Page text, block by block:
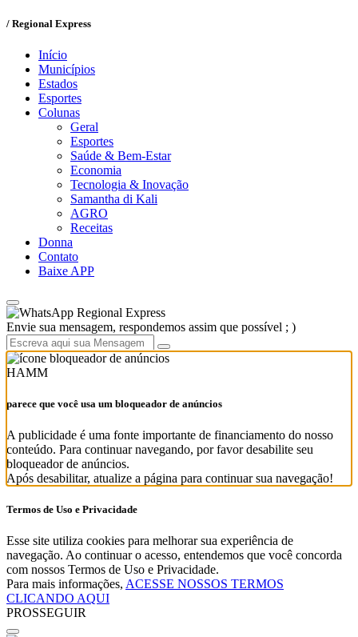
/ Regional Express
Início
Municípios
Estados
Esportes
Colunas
Geral
Esportes
Saúde & Bem-Estar
Economia
Tecnologia & Inovação
Samantha di Kali
AGRO
Receitas
Donna
Contato
Baixe APP
Regional Express
Envie sua mensagem, respondemos assim que possível ; )
HAMM
parece que você usa um bloqueador de anúncios
A publicidade é uma fonte importante de financiamento do nosso
conteúdo. Para continuar navegando, por favor desabilite seu
bloqueador de anúncios.
Após desabilitar, atualize a página para continuar sua navegação!
Termos de Uso e Privacidade
Esse site utiliza cookies para melhorar sua experiência de
navegação. Ao continuar o acesso, entendemos que você concorda
com nossos Termos de Uso e Privacidade.
Para mais informações, ACESSE NOSSOS TERMOS
CLICANDO AQUI
PROSSEGUIR